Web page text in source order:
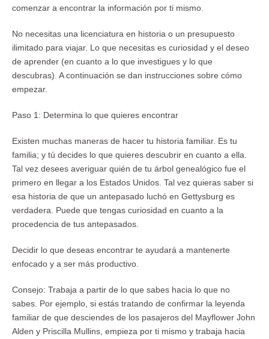
comenzar a encontrar la información por ti mismo.
No necesitas una licenciatura en historia o un presupuesto
ilimitado para viajar. Lo que necesitas es curiosidad y el deseo
de aprender (en cuanto a lo que investigues y lo que
descubras). A continuación se dan instrucciones sobre cómo
empezar.
Paso 1: Determina lo que quieres encontrar
Existen muchas maneras de hacer tu historia familiar. Es tu
familia; y tú decides lo que quieres descubrir en cuanto a ella.
Tal vez desees averiguar quién de tu árbol genealógico fue el
primero en llegar a los Estados Unidos. Tal vez quieras saber si
esa historia de que un antepasado luchó en Gettysburg es
verdadera. Puede que tengas curiosidad en cuanto a la
procedencia de tus antepasados.
Decidir lo que deseas encontrar te ayudará a mantenerte
enfocado y a ser más productivo.
Consejo: Trabaja a partir de lo que sabes hacia lo que no
sabes. Por ejemplo, si estás tratando de confirmar la leyenda
familiar de que desciendes de los pasajeros del Mayflower John
Alden y Priscilla Mullins, empieza por ti mismo y trabaja hacia